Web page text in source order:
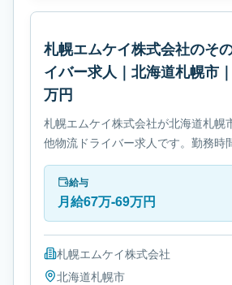
札幌エムケイ株式会社のそ
イバー求人｜北海道札幌市
万円
札幌エムケイ株式会社が北海道札幌
他物流ドライバー求人です。勤務時
間制です。必要免許は- 免許取得制
給与
月給67万-69万円
札幌エムケイ株式会社
北海道札幌市